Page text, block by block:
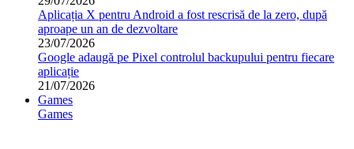
Aplicația X pentru Android a fost rescrisă de la zero, după
aproape un an de dezvoltare
23/07/2026
Google adaugă pe Pixel controlul backupului pentru fiecare
aplicație
21/07/2026
Games
Games